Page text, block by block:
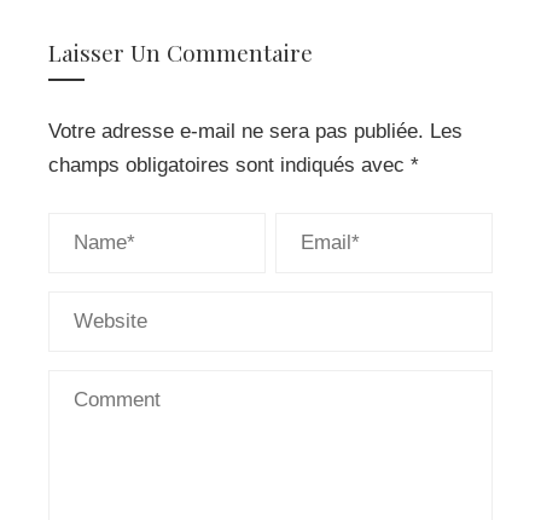
Laisser Un Commentaire
Votre adresse e-mail ne sera pas publiée. Les
champs obligatoires sont indiqués avec *